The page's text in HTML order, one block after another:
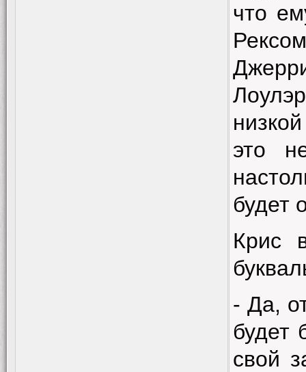
что
это
будет
Крис
- Да,
будет
свой